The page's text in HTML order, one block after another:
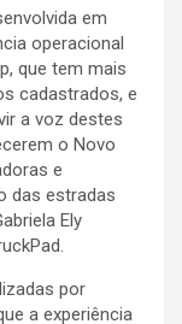
em
operacional
que tem mais
cadastrados, e
a voz destes
o Novo
e
das estradas
Ely
por
a experiência